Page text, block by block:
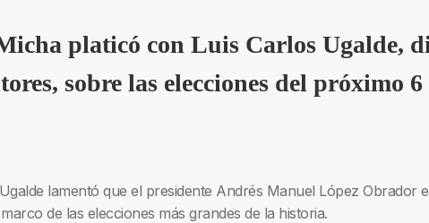
platicó con Luis Carlos Ugalde,
sobre las elecciones del próximo
lamentó que el presidente Andrés Manuel López
de las elecciones más grandes de la historia.